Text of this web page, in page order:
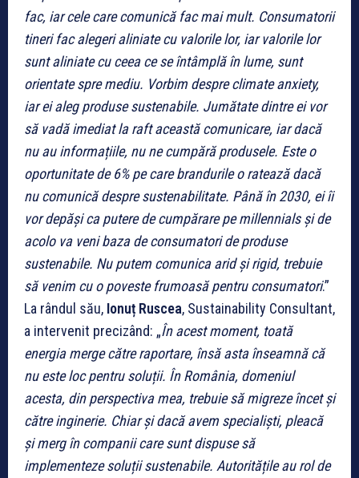
fac, iar cele care comunică fac mai mult. Consumatorii
tineri fac alegeri aliniate cu valorile lor, iar valorile lor
sunt aliniate cu ceea ce se întâmplă în lume, sunt
orientate spre mediu. Vorbim despre climate anxiety,
iar ei aleg produse sustenabile. Jumătate dintre ei vor
să vadă imediat la raft această comunicare, iar dacă
nu au informațiile, nu ne cumpără produsele. Este o
oportunitate de 6% pe care brandurile o ratează dacă
nu comunică despre sustenabilitate. Până în 2030, ei îi
vor depăși ca putere de cumpărare pe millennials și de
acolo va veni baza de consumatori de produse
sustenabile. Nu putem comunica arid și rigid, trebuie
să venim cu o poveste frumoasă pentru consumatori.”
La rândul său, Ionuț Ruscea, Sustainability Consultant,
a intervenit precizând: „În acest moment, toată
energia merge către raportare, însă asta înseamnă că
nu este loc pentru soluții. În România, domeniul
acesta, din perspectiva mea, trebuie să migreze încet și
către inginerie. Chiar și dacă avem specialiști, pleacă
și merg în companii care sunt dispuse să
implementeze soluții sustenabile. Autoritățile au rol de